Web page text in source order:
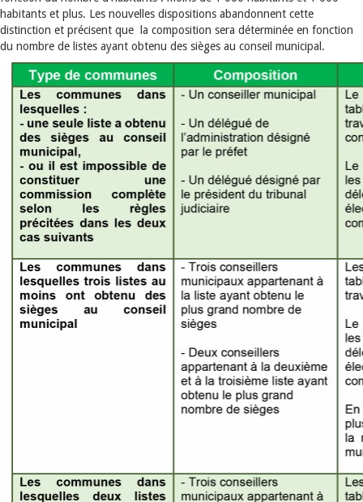
habitants et plus. Les nouvelles dispositions abandonnent cette
distinction et précisent que la composition sera déterminée en fonction
du nombre de listes ayant obtenu des sièges au conseil municipal.